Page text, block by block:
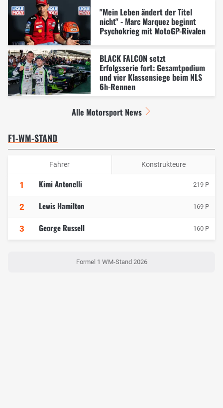
"Mein Leben ändert der Titel
nicht" - Marc Marquez beginnt
Psychokrieg mit MotoGP-Rivalen
BLACK FALCON setzt
Erfolgsserie fort: Gesamtpodium
und vier Klassensiege beim NLS
6h-Rennen
Alle Motorsport News
F1-WM-STAND
Fahrer Konstrukteure
1 Kimi Antonelli 219 P
2 Lewis Hamilton 169 P
3 George Russell 160 P
Formel 1 WM-Stand 2026